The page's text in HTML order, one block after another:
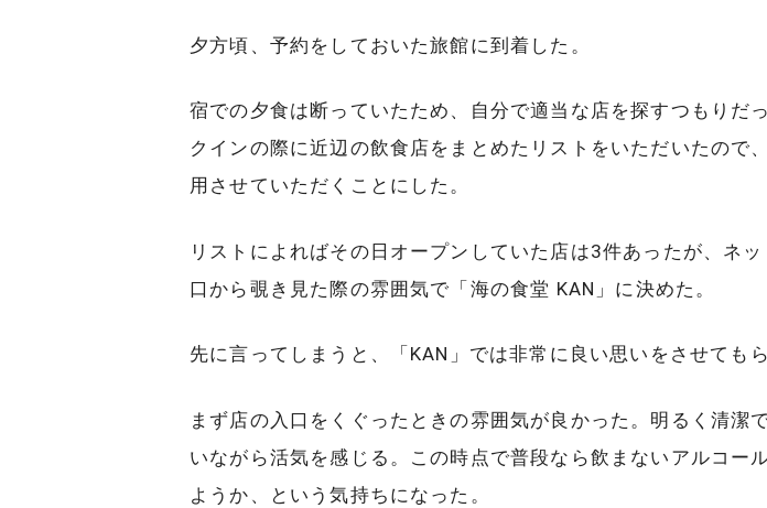
夕方頃、予約をしておいた旅館に到着した。
宿での夕食は断っていたため、自分で適当な店を探すつもりだ
クインの際に近辺の飲食店をまとめたリストをいただいたので
用させていただくことにした。
リストによればその日オープンしていた店は3件あったが、ネッ
口から覗き見た際の雰囲気で「海の食堂 KAN」に決めた。
先に言ってしまうと、「KAN」では非常に良い思いをさせてもら
まず店の入口をくぐったときの雰囲気が良かった。明るく清潔
いながら活気を感じる。この時点で普段なら飲まないアルコー
ようか、という気持ちになった。